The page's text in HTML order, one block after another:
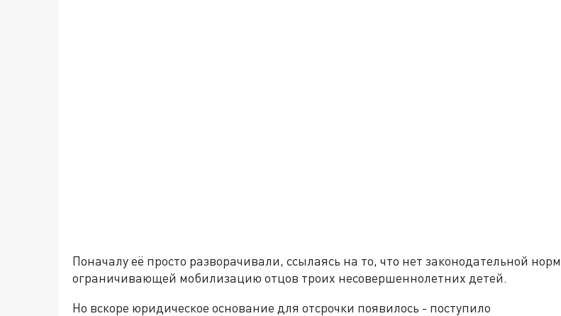
Поначалу её просто разворачивали, ссылаясь на то, что нет законодательной
ограничивающей мобилизацию отцов троих несовершеннолетних детей.
Но вскоре юридическое основание для отсрочки появилось - поступило